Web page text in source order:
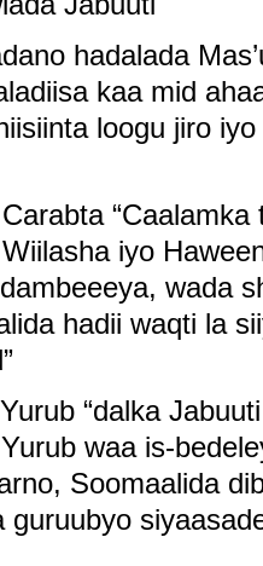
hadalada
kaa mid
loogu jiro
iyo
wada
hadii waqti la
“dalka
waa is-
Soomaalida
guruubyo